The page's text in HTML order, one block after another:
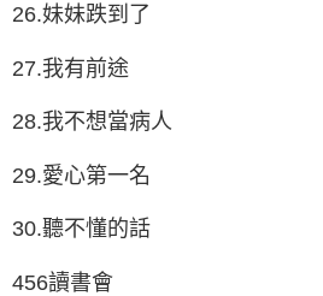
26.妹妹跌到了
27.我有前途
28.我不想當病人
29.愛心第一名
30.聽不懂的話
456讀書會